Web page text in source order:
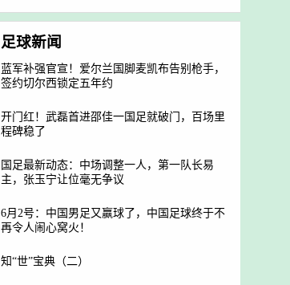
足球新闻
蓝军补强官宣！爱尔兰国脚麦凯布告别枪手，
签约切尔西锁定五年约
开门红！武磊首进邵佳一国足就破门，百场里
程碑稳了
国足最新动态：中场调整一人，第一队长易
主，张玉宁让位毫无争议
6月2号：中国男足又赢球了，中国足球终于不
再令人闹心窝火！
知“世”宝典（二）